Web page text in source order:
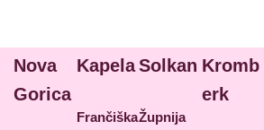
Nova
Gorica
Kapela
Frančiška
Solkan
Župnija
Kromb
erk